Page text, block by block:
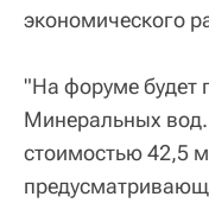
экономического
"На форуме будет
Минеральных
стоимостью 42,5